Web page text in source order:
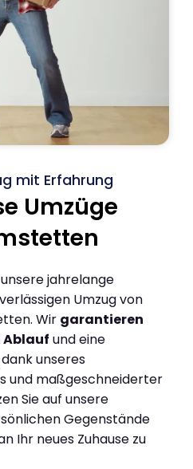
mit Erfahrung
Umzüge
jahrelange
Umzug von
Wir garantieren
Ablauf und eine
unseres
und maßgeschneiderter
Sie auf unsere
Gegenstände
Ihr neues Zuhause zu